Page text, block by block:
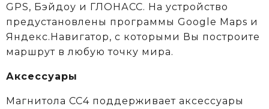
GPS, Бэйдоу и ГЛОНАСС. На устройство
предустановлены программы Google Maps и
Яндекс.Навигатор, с которыми Вы построите
маршрут в любую точку мира.
Аксессуары
Магнитола CC4 поддерживает аксессуары